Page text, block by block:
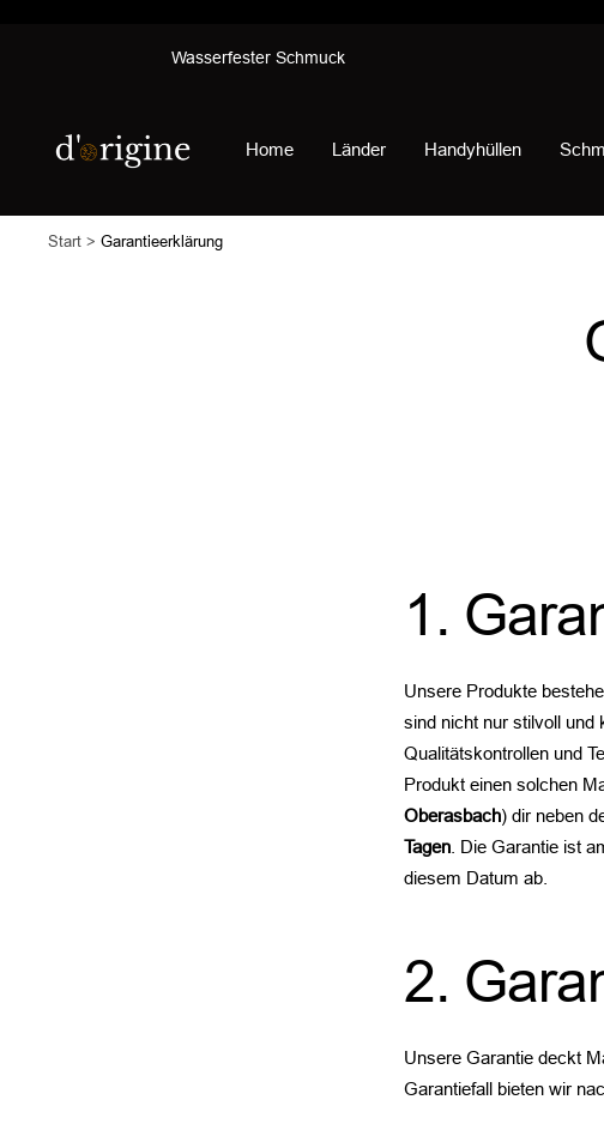
Wasserfester Schmuck
Home Länder Handyhüllen
d'origine
Start Garantieerklärung
1.
Unsere Produkte
sind nicht nur stilvoll und
Qualitätskontrollen und
Produkt einen solchen
Oberasbach) dir neben
Tagen . Die Garantie ist
diesem Datum ab.
2.
Unsere Garantie deckt
Garantiefall bieten wir